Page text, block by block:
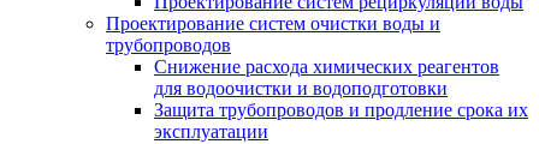
Проектирование систем очистки воды и
трубопроводов
Снижение расхода химических реагентов
для водоочистки и водоподготовки
Защита трубопроводов и продление срока их
эксплуатации